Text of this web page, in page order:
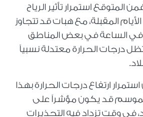
المتوقع استمرار تأثير الرياح
المقبلة، مع هبات قد تتجاوز
في الساعة في بعض المناطق
درجات الحرارة معتدلة نسبياً
استمرار ارتفاع درجات الحرارة بهذا
قد يكون مؤشراً على
في وقت تزداد فيه التحذيرات